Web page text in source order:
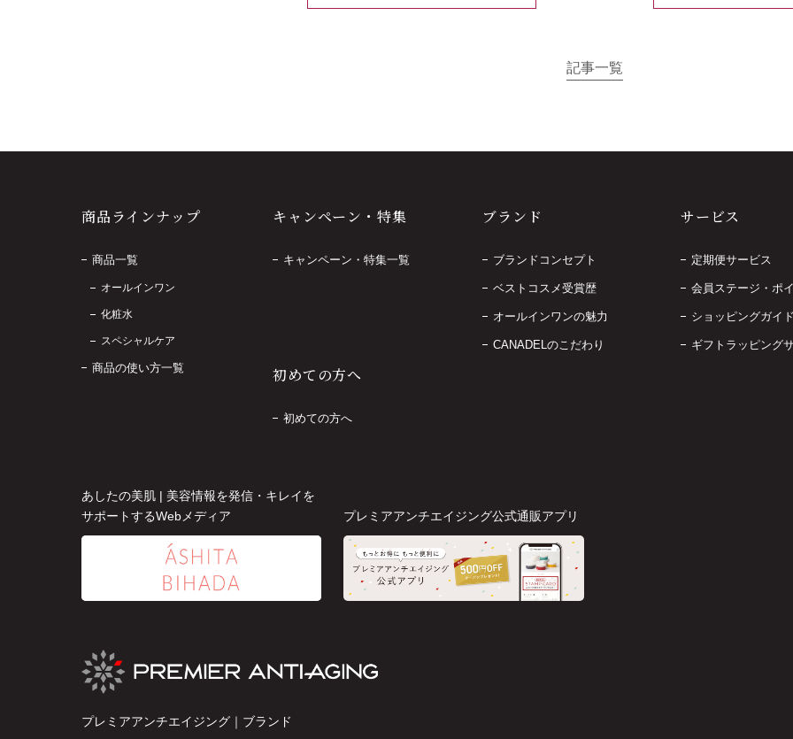
記事一覧
商品ラインナップ
商品一覧
オールインワン
化粧水
スペシャルケア
商品の使い方一覧
キャンペーン・特集
キャンペーン・特集一覧
初めての方へ
初めての方へ
ブランド
ブランドコンセプト
ベストコスメ受賞歴
オールインワンの魅力
CANADELのこだわり
サービス
定期便サービス
会員ステージ・ポ
ショッピングガイド
ギフトラッピング
あしたの美肌 | 美容情報を発信・キレイを
サポートするWebメディア
プレミアアンチエイジング公式通販アプリ
プレミアアンチエイジング｜ブランド